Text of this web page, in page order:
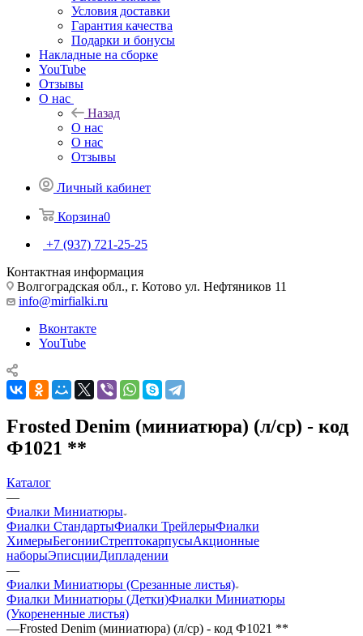
Условия доставки
Гарантия качества
Подарки и бонусы
Накладные на сборке
YouTube
Отзывы
О нас
Назад
О нас
О нас
Отзывы
Личный кабинет
Корзина0
+7 (937) 721-25-25
Контактная информация
Волгоградская обл., г. Котово ул. Нефтяников 11
info@mirfialki.ru
Вконтакте
YouTube
Frosted Denim (миниатюра) (л/ср) - код
Ф1021 **
Каталог
—
Фиалки Миниатюры
Фиалки СтандартыФиалки ТрейлерыФиалки
ХимерыБегонииСтрептокарпусыАкционные
наборыЭписцииДипладении
—
Фиалки Миниатюры (Срезанные листья)
Фиалки Миниатюры (Детки)Фиалки Миниатюры
(Укорененные листья)
—Frosted Denim (миниатюра) (л/ср) - код Ф1021 **